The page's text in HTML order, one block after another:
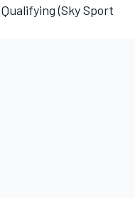
(Sky Sport